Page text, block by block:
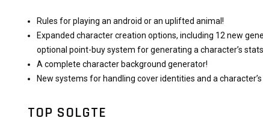
Rules for playing an android or an uplifted animal!
Expanded character creation options, including 12 new
optional point-buy system for generating a character’s
A complete character background generator!
New systems for handling cover identities and a
TOP SOLGTE